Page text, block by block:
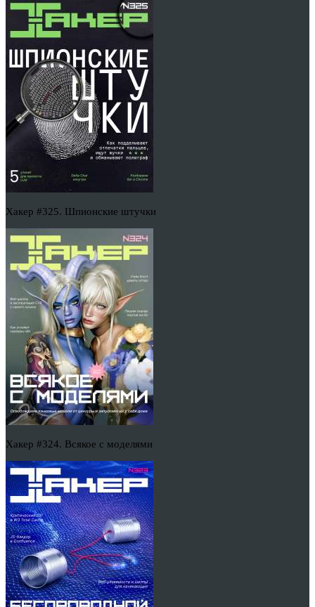
Хакер #325. Шпионские штучки
Хакер #324. Всякое с моделями